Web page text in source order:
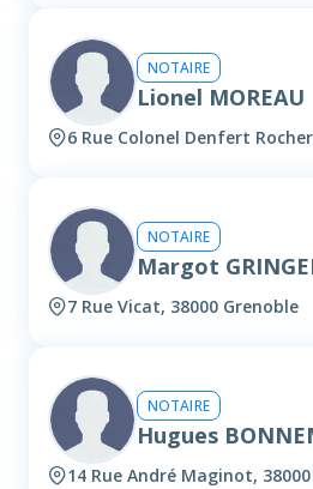
NOTAIRE
Lionel MOREAU
6 Rue Colonel Denfert
NOTAIRE
Margot
7 Rue Vicat, 38000 Grenoble
NOTAIRE
Hugues
14 Rue André Maginot,